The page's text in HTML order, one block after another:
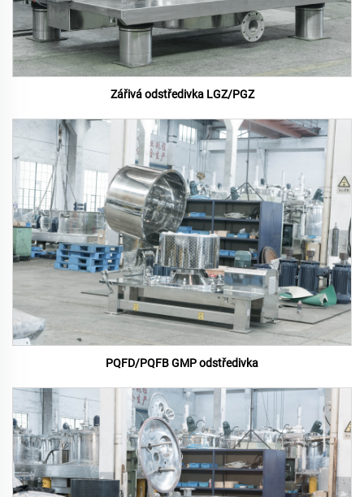
Zářivá odstředivka LGZ/PGZ
PQFD/PQFB GMP odstředivka